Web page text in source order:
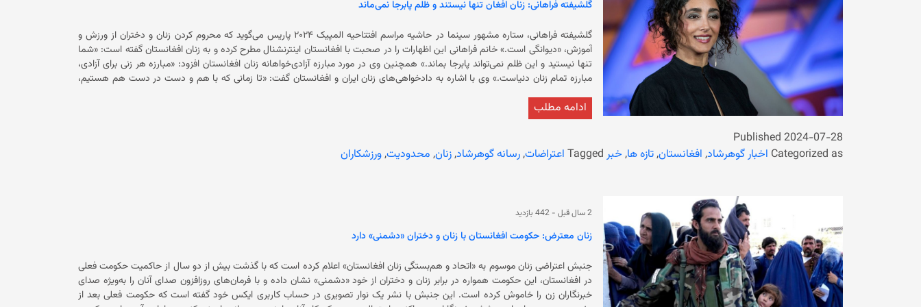
زندان آزاد شد.
گلشیفته فراهانی: زنان افغان تنها نیستند و ظلم پابرجا نمی‌ماند
گلشیفته فراهانی، ستاره مشهور سینما در حاشیه مراسم افتتاحیه المپیک ۲۰۲۴ پاریس می‌گوید که محروم کردن زنان و دختران از ورزش و
آموزش، «دیوانگی است.» خانم فراهانی این اظهارات را در صحبت با افغانستان اینترنشنال مطرح کرده و به زنان افغانستان گفته است: «شما
تنها نیستید و این ظلم نمی‌تواند پابرجا بماند.» همچنین وی در مورد مبارزه آزادی‌خواهانه زنان افغانستان افزود: «مبارزه هر زنی برای آزادی،
مبارزه تمام زنان دنیاست.» وی با اشاره به دادخواهی‌های زنان ایران و افغانستان گفت: «تا زمانی که با هم و دست در دست هم هستیم،
است. قابل ذکر است که نزدیک به سه سال می‌شود که حکومت سرپرست در افغانستان محدودیت‌های گسترده‌ای را در برابر حق آموزش، کار،
ورزشی زنان نیز منحل شده است. قابل ذکر است که شش ورزشکار افغانستان، (سه زن و سه مرد) به عنوان نمایندگان ورزش افغانستان در
ادامه مطلب
Published 2024-07-28
Categorized as اخبار گوهرشاد, افغانستان,تازه ها, خبر Tagged اعتراضات,رسانه گوهرشاد,زنان, محدودیت,ورزشکاران
2 سال قبل - 442 بازدید
زنان معترض: حکومت افغانستان با زنان و دختران «دشمنی» دارد
جنبش اعتراضی زنان موسوم به «اتحاد و هم‌بستگی زنان افغانستان» اعلام کرده است که با گذشت بیش از دو سال از حاکمیت حکومت فعلی
در افغانستان، این حکومت همواره در برابر زنان و دختران از خود «دشمنی» نشان داده و با فرمان‌های روزافزون صدای آنان را به‌ویژه صدای
خبرنگاران زن را خاموش کرده است. این جنبش با نشر یک نوار تصویری در حساب کاربری ایکس خود گفته است که حکومت فعلی بعد از